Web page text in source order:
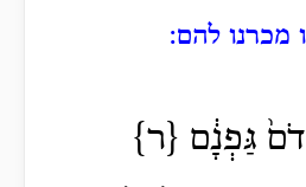
מכרנו להם:
גַּפְנָ֔ם {ר}